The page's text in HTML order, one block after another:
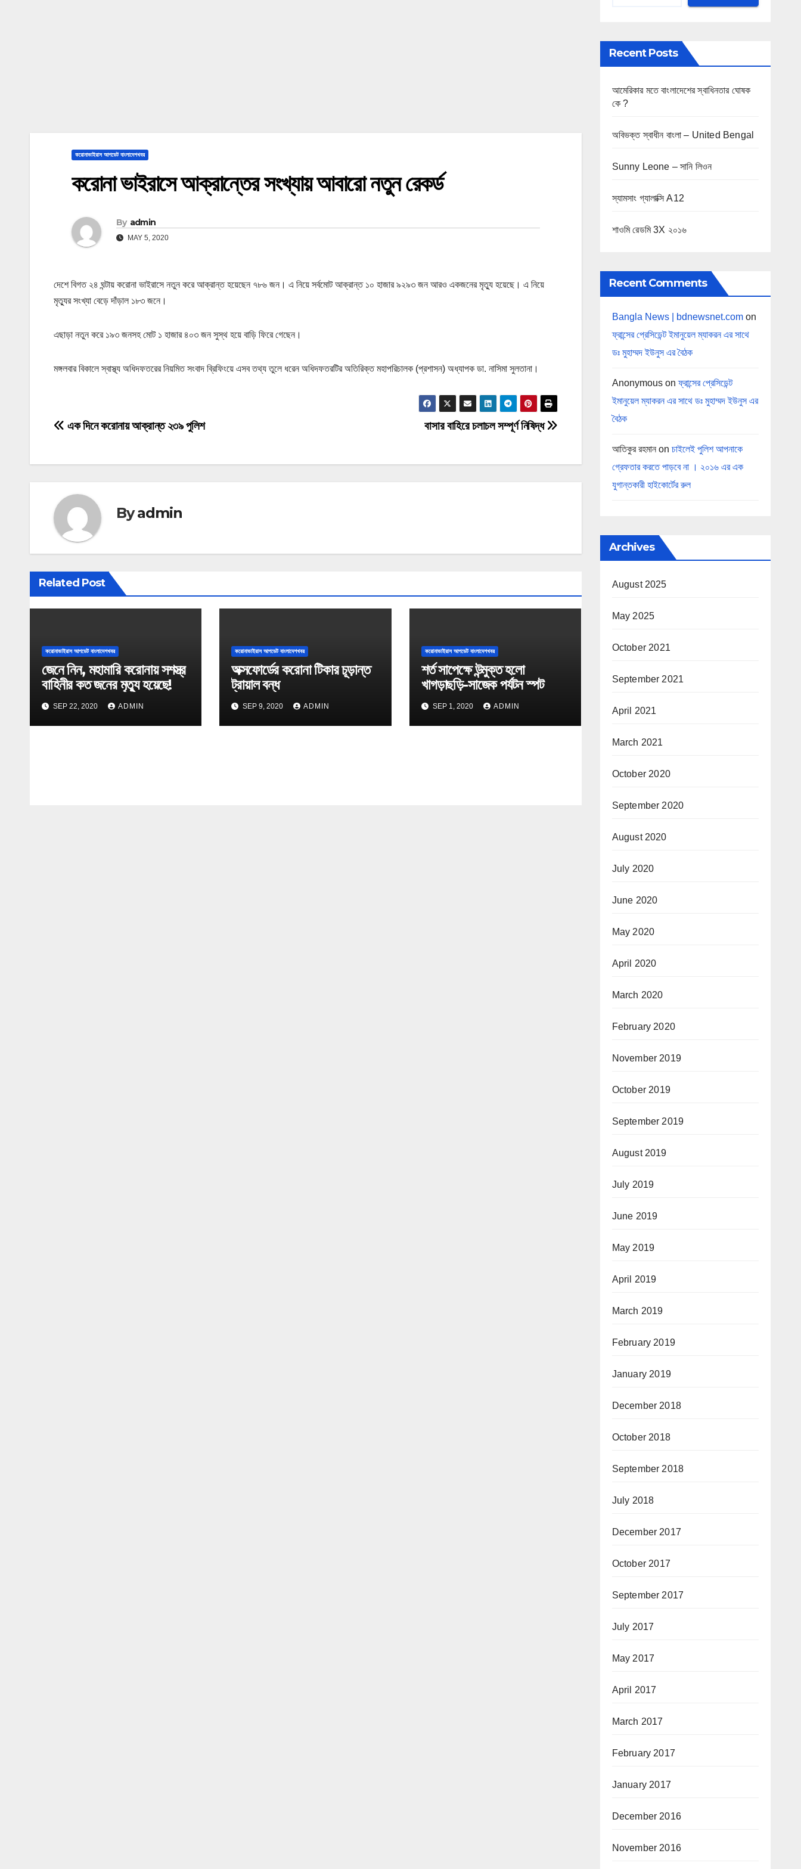
করোনাভাইরাস আপডেট বাংলাদেশখবর
করোনা ভাইরাসে আক্রান্তের সংখ্যায় আবারো নতুন রেকর্ড
By admin
MAY 5, 2020
দেশে বিগত ২৪ ঘন্টায় করোনা ভাইরাসে নতুন করে আক্রান্ত হয়েছেন ৭৮৬ জন। এ নিয়ে সর্বমোট আক্রান্ত ১০ হাজার ৯২৯৩ জন আরও একজনের মৃত্যু হয়েছে। এ নিয়ে
মৃত্যুর সংখ্যা বেড়ে দাঁড়াল ১৮৩ জনে।
এছাড়া নতুন করে ১৯৩ জনসহ মোট ১ হাজার ৪০৩ জন সুস্থ হয়ে বাড়ি ফিরে গেছেন।
মঙ্গলবার বিকালে স্বাস্থ্য অধিদফতরের নিয়মিত সংবাদ ব্রিফিংয়ে এসব তথ্য তুলে ধরেন অধিদফতরটির অতিরিক্ত মহাপরিচালক (প্রশাসন) অধ্যাপক ডা. নাসিমা সুলতানা।
P
t
n
a
v
i
a
t
i
o
বাসার বাহিরে চলাচল সম্পূর্ণ নিষিদ্ধ
এক দিনে করোনায় আক্রান্ত ২৩৯ পুলিশ
Byadmin
Related Post
করোনাভাইরাস আপডেট বাংলাদেশখবর
জেনে নিন, মহামারি করোনায় সশস্ত্র
বাহিনীর কত জনের মৃত্যু হয়েছে!
SEP 22, 2020 ADMIN
করোনাভাইরাস আপডেট বাংলাদেশখবর
অক্সফোর্ডের করোনা টিকার চূড়ান্ত
ট্রায়াল বন্ধ
SEP 9, 2020 ADMIN
করোনাভাইরাস আপডেট বাংলাদেশখবর
শর্ত সাপেক্ষে উন্মুক্ত হলো
খাগড়াছড়ি-সাজেক পর্যটন স্পট
SEP 1, 2020 ADMIN
Recent Posts
আমেরিকার মতে বাংলাদেশের স্বাধিনতার ঘোষক
কে ?
অবিভক্ত স্বাধীন বাংলা – United Bengal
Sunny Leone – সানি লিওন
স্যামসাং গ্যালাক্সি A12
শাওমি রেডমি 3X ২০১৬
Recent Comments
Bangla News | bdnewsnet.comon
ফ্রান্সের প্রেসিডেন্ট ইমানুয়েল ম্যাকরন এর সাথে
ডঃ মুহাম্মদ ইউনুস এর বৈঠক
Anonymousonফ্রান্সের প্রেসিডেন্ট
ইমানুয়েল ম্যাকরন এর সাথে ডঃ মুহাম্মদ ইউনুস এর
বৈঠক
আতিকুর রহমানon চাইলেই পুলিশ আপনাকে
গ্রেফতার করতে পাড়বে না । ২০১৬ এর এক
যুগান্তকারী হাইকোর্টের রুল
Archives
August 2025
May 2025
October 2021
September 2021
April 2021
March 2021
October 2020
September 2020
August 2020
July 2020
June 2020
May 2020
April 2020
March 2020
February 2020
November 2019
October 2019
September 2019
August 2019
July 2019
June 2019
May 2019
April 2019
March 2019
February 2019
January 2019
December 2018
October 2018
September 2018
July 2018
December 2017
October 2017
September 2017
July 2017
May 2017
April 2017
March 2017
February 2017
January 2017
December 2016
November 2016